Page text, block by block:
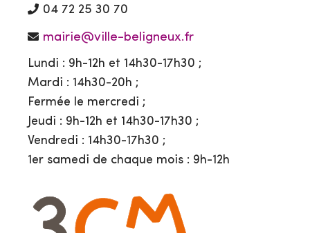
04 72 25 30 70
mairie@ville-beligneux.fr
Lundi : 9h-12h et 14h30-17h30 ;
Mardi : 14h30-20h ;
Fermée le mercredi ;
Jeudi : 9h-12h et 14h30-17h30 ;
Vendredi : 14h30-17h30 ;
1er samedi de chaque mois : 9h-12h